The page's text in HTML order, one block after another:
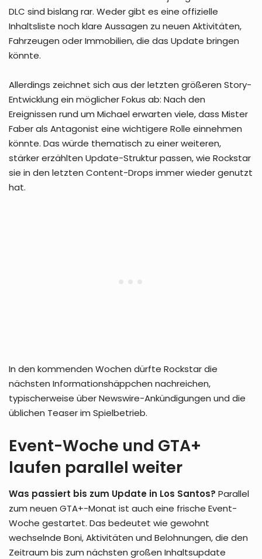
DLC sind bislang rar. Weder gibt es eine offizielle
Inhaltsliste noch klare Aussagen zu neuen Aktivitäten,
Fahrzeugen oder Immobilien, die das Update bringen
könnte.
Allerdings zeichnet sich aus der letzten größeren Story-
Entwicklung ein möglicher Fokus ab: Nach den
Ereignissen rund um Michael erwarten viele, dass Mister
Faber als Antagonist eine wichtigere Rolle einnehmen
könnte. Das würde thematisch zu einer weiteren,
stärker erzählten Update-Struktur passen, wie Rockstar
sie in den letzten Content-Drops immer wieder genutzt
hat.
In den kommenden Wochen dürfte Rockstar die
nächsten Informationshäppchen nachreichen,
typischerweise über Newswire-Ankündigungen und die
üblichen Teaser im Spielbetrieb.
Event-Woche und GTA+
laufen parallel weiter
Was passiert bis zum Update in Los Santos? Parallel
zum neuen GTA+-Monat ist auch eine frische Event-
Woche gestartet. Das bedeutet wie gewohnt
wechselnde Boni, Aktivitäten und Belohnungen, die den
Zeitraum bis zum nächsten großen Inhaltsupdate